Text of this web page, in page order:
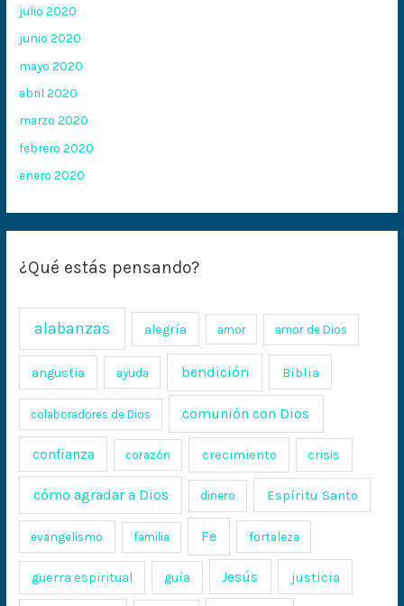
julio 2020
junio 2020
mayo 2020
abril 2020
marzo 2020
febrero 2020
enero 2020
¿Qué estás pensando?
alabanzas alegría amor amor de Dios
angustia ayuda bendición Biblia
colaboradores de Dios comunión con Dios
confianza corazón crecimiento crisis
cómo agradar a Dios dinero Espíritu Santo
evangelismo familia Fe fortaleza
guerra espiritual guía Jesús justicia